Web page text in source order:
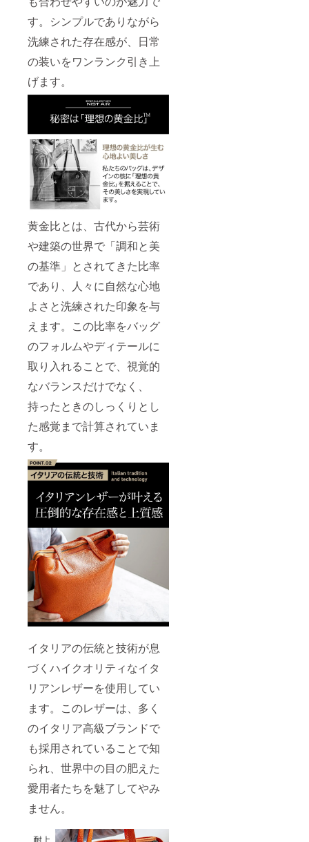
す。シンプルでありながら
洗練された存在感が、日常
の装いをワンランク引き上
げます。
黄金比とは、古代から芸術
や建築の世界で「調和と美
の基準」とされてきた比率
であり、人々に自然な心地
よさと洗練された印象を与
えます。この比率をバッグ
のフォルムやディテールに
取り入れることで、視覚的
なバランスだけでなく、
持ったときのしっくりとし
た感覚まで計算されていま
す。
イタリアの伝統と技術が息
づくハイクオリティなイタ
リアンレザーを使用してい
ます。このレザーは、多く
のイタリア高級ブランドで
も採用されていることで知
られ、世界中の目の肥えた
愛用者たちを魅了してやみ
ません。